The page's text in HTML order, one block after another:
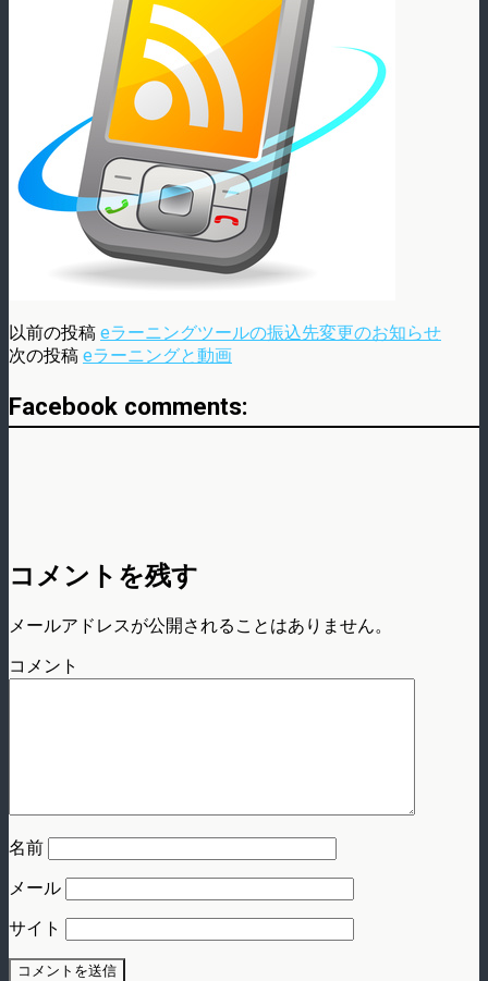
以前の投稿 eラーニングツールの振込先変更のお知らせ
次の投稿 eラーニングと動画
Facebook comments:
コメントを残す
メールアドレスが公開されることはありません。
コメント
名前
メール
サイト